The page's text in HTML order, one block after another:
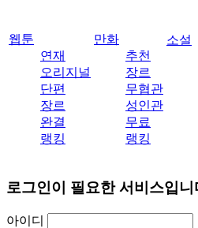
웹툰
연재
오리지널
단편
장르
완결
랭킹
만화
추천
장르
무협관
성인관
무료
랭킹
소설
로그인이 필요한 서비스입니
아이디